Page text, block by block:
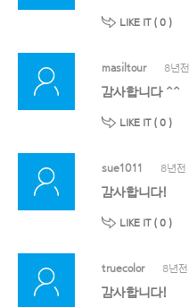
LIKE IT ( 0 )
masiltour 8년전
감사합니다 ^^
LIKE IT ( 0 )
sue1011 8년전
감사합니다!
LIKE IT ( 0 )
truecolor 8년전
감사합니다!